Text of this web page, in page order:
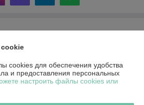
ЕГР: 692193929
cookies для обеспечения удобства
и предоставления персональных
настроить файлы cookies или